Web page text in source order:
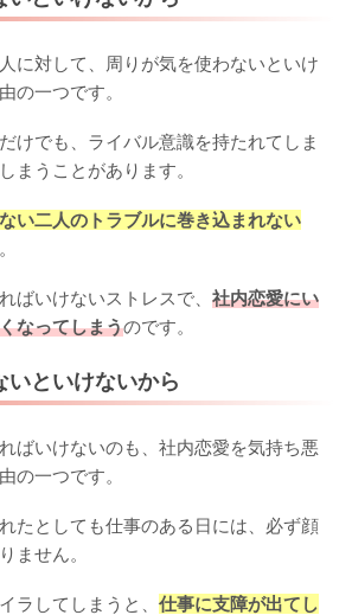
に対して、周りが気を使わないといけ
の一つです。
けでも、ライバル意識を持たれてしま
まうことがあります。
い二人のトラブルに巻き込まれない
ばいけないストレスで、 社内恋愛にい
なってしまうのです。
いといけないから
ばいけないのも、社内恋愛を気持ち悪
の一つです。
たとしても仕事のある日には、必ず顔
ません。
ラしてしまうと、 仕事に支障が出てし